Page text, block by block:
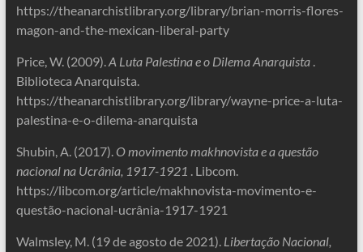
https://theanarchistlibrary.org/library/brian-morris-flores-
magon-and-the-mexican-liberal-party
Price, W. (2009).A Luta Palestina e o Dilema Anarquista.
Biblioteca Anarquista.
https://theanarchistlibrary.org/library/wayne-price-a-luta-
palestina-e-o-dilema-anarquista
Shubin, A. (2017). O movimento makhnovista e a questão
nacional na Ucrânia, 1917-1921 . Libcom.
https://libcom.org/article/makhnovista-movimento-e-
questão-nacional-ucrânia-1917-1921
Walmsley, M. (19 de agosto de 2021). Libertação Nacional,